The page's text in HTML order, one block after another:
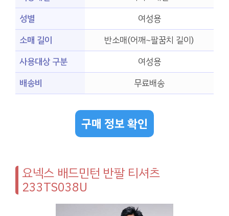
성별
여성용
소매 길이
반소매(어깨~팔꿈치 길이)
사용대상 구분
여성용
배송비
무료배송
구매 정보 확인
요넥스 배드민턴 반팔 티셔츠
233TS038U